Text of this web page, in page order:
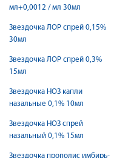
мл+0,0012 / мл 30мл
Звездочка ЛОР спрей 0,15%
30мл
Звездочка ЛОР спрей 0,3%
15мл
Звездочка НОЗ капли
назальные 0,1% 10мл
Звездочка НОЗ спрей
назальный 0,1% 15мл
Звездочка прополис имбирь-